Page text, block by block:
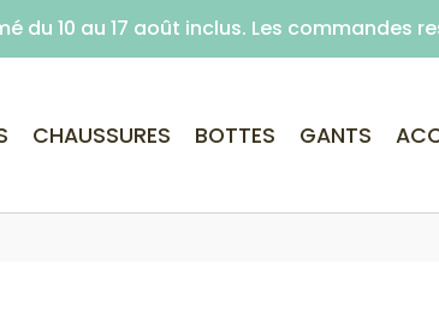
Livraison offerte dès 59€
CHAUSSURES BOTTES GANTS
du 10 au 17 août inclus. Les